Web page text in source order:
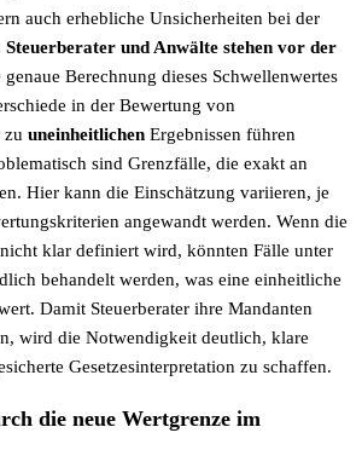
auch erhebliche Unsicherheiten bei der
Steuerberater und Anwälte stehen vor der
genaue Berechnung dieses Schwellenwertes
in der Bewertung von
zu uneinheitlichen Ergebnissen führen
sind Grenzfälle, die exakt an
Hier kann die Einschätzung variieren, je
angewandt werden. Wenn die
klar definiert wird, könnten Fälle unter
behandelt werden, was eine einheitliche
Damit Steuerberater ihre Mandanten
wird die Notwendigkeit deutlich, klare
Gesetzesinterpretation zu schaffen.
die neue Wertgrenze im